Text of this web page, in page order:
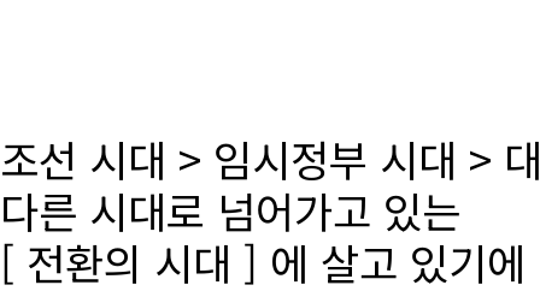
조선 시대 > 임시정부 시대 >
다른 시대로 넘어가고 있는
[ 전환의 시대 ] 에 살고 있기에